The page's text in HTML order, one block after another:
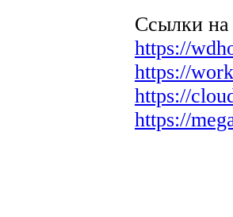
Ссылки на
https://
https://
https://
https://